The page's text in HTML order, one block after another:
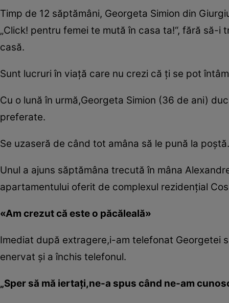
Timp de 12 săptămâni, Georgeta Simion din
„Click! pentru femei te mută în casa ta!“, fără să-
casă.
Sunt lucruri în viaţă care nu crezi că ţi se pot
Cu o lună în urmă,Georgeta Simion (36 de ani)
preferate.
Se uzaseră de când tot amâna să le pună la poştă.
Unul a ajuns săptămâna trecută în mâna
apartamentului oferit de complexul rezidenţial
«Am crezut că este o păcăleală»
Imediat după extragere,i-am telefonat Georgetei
enervat şi a închis telefonul.
„Sper să mă iertaţi,ne-a spus când ne-am